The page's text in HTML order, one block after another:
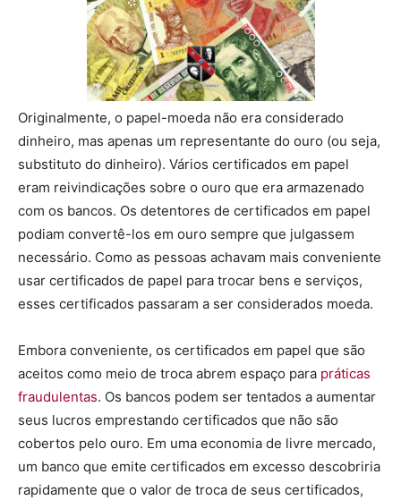
Originalmente, o papel-moeda não era considerado
dinheiro, mas apenas um representante do ouro (ou seja,
substituto do dinheiro). Vários certificados em papel
eram reivindicações sobre o ouro que era armazenado
com os bancos. Os detentores de certificados em papel
podiam convertê-los em ouro sempre que julgassem
necessário. Como as pessoas achavam mais conveniente
usar certificados de papel para trocar bens e serviços,
esses certificados passaram a ser considerados moeda.
Embora conveniente, os certificados em papel que são
aceitos como meio de troca abrem espaço para práticas
fraudulentas. Os bancos podem ser tentados a aumentar
seus lucros emprestando certificados que não são
cobertos pelo ouro. Em uma economia de livre mercado,
um banco que emite certificados em excesso descobriria
rapidamente que o valor de troca de seus certificados,